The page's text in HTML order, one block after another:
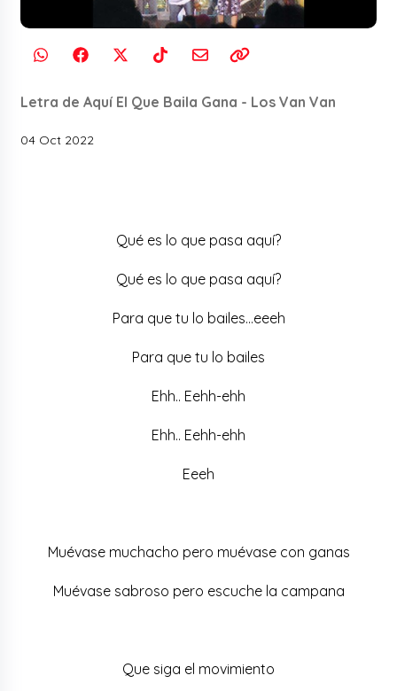
Letra de Aquí El Que Baila Gana - Los Van Van
04 Oct 2022
Qué es lo que pasa aquí?
Qué es lo que pasa aquí?
Para que tu lo bailes…eeeh
Para que tu lo bailes
Ehh.. Eehh-ehh
Ehh.. Eehh-ehh
Eeeh
Muévase muchacho pero muévase con ganas
Muévase sabroso pero escuche la campana
Que siga el movimiento